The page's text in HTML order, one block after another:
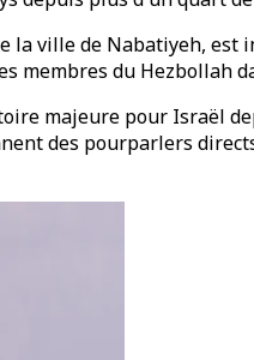
la ville de Nabatiyeh,
membres du Hezbollah
majeure pour Israël
des pourparlers